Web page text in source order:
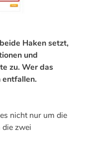
Haken setzt,
und
zu. Wer das
entfallen.
nicht nur um die
die zwei